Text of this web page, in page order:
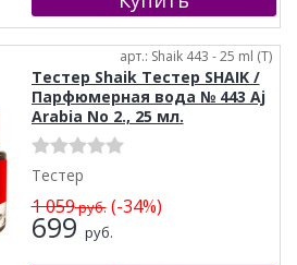
арт.: Shaik 443 - 25 ml (T)
Тестер Shaik Тестер SHAIK /
Парфюмерная вода № 443 Aj
Arabia No 2., 25 мл.
Тестер
1 059руб.(-34%)
699 руб.